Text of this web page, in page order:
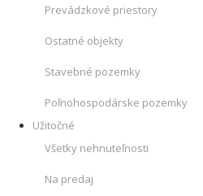
Prevádzkové priestory
Ostatné objekty
Stavebné pozemky
Poľnohospodárske pozemky
Užitočné
Všetky nehnuteľnosti
Na predaj